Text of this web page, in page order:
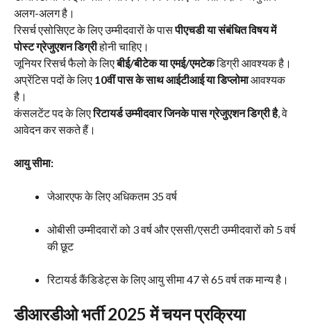
अलग-अलग है।
रिसर्च एसोसिएट के लिए उम्मीदवारों के पासपीएचडी या संबंधित विषय में
पोस्ट ग्रेजुएशन डिग्रीहोनी चाहिए।
जूनियर रिसर्च फैलो के लिएबीई/बीटेक या एमई/एमटेकडिग्री आवश्यक है।
अप्रेंटिस पदों के लिए 10वीं पास के साथ आईटीआई या डिप्लोमाआवश्यक
है।
कंसलटेंट पद के लिएरिटायर्ड उम्मीदवार जिनके पास ग्रेजुएशन डिग्री है, वे
आवेदन कर सकते हैं।
आयु सीमा:
जेआरएफ के लिए अधिकतम 35 वर्ष
ओबीसी उम्मीदवारों को 3 वर्ष और एससी/एसटी उम्मीदवारों को 5 वर्ष
की छूट
रिटायर्ड कैंडिडेट्स के लिए आयु सीमा 47 से 65 वर्ष तक मान्य है।
डीआरडीओ भर्ती 2025 में चयन प्रक्रिया